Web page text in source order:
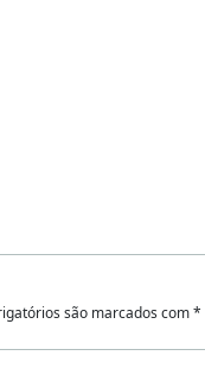
são marcados com*